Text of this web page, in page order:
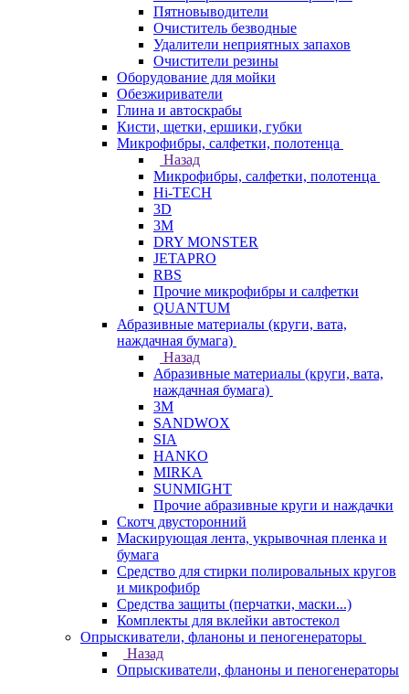
Пятновыводители
Очиститель безводные
Удалители неприятных запахов
Очистители резины
Оборудование для мойки
Обезжириватели
Глина и автоскрабы
Кисти, щетки, ершики, губки
Микрофибры, салфетки, полотенца
Назад
Микрофибры, салфетки, полотенца
Hi-TECH
3D
3М
DRY MONSTER
JETAPRO
RBS
Прочие микрофибры и салфетки
QUANTUM
Абразивные материалы (круги, вата,
наждачная бумага)
Назад
Абразивные материалы (круги, вата,
наждачная бумага)
3М
SANDWOX
SIA
HANKO
MIRKA
SUNMIGHT
Прочие абразивные круги и наждачки
Скотч двусторонний
Маскирующая лента, укрывочная пленка и
бумага
Средство для стирки полировальных кругов
и микрофибр
Средства защиты (перчатки, маски...)
Комплекты для вклейки автостекол
Опрыскиватели, фланоны и пеногенераторы
Назад
Опрыскиватели, фланоны и пеногенераторы